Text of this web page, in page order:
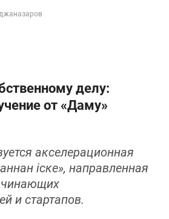
делу:
от «Даму»
акселерационная
іске», направленная
и стартапов.